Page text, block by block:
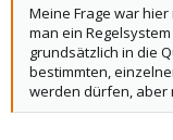
Meine Frage war
man ein
grundsätzlich in die
bestimmten,
werden dürfen, aber